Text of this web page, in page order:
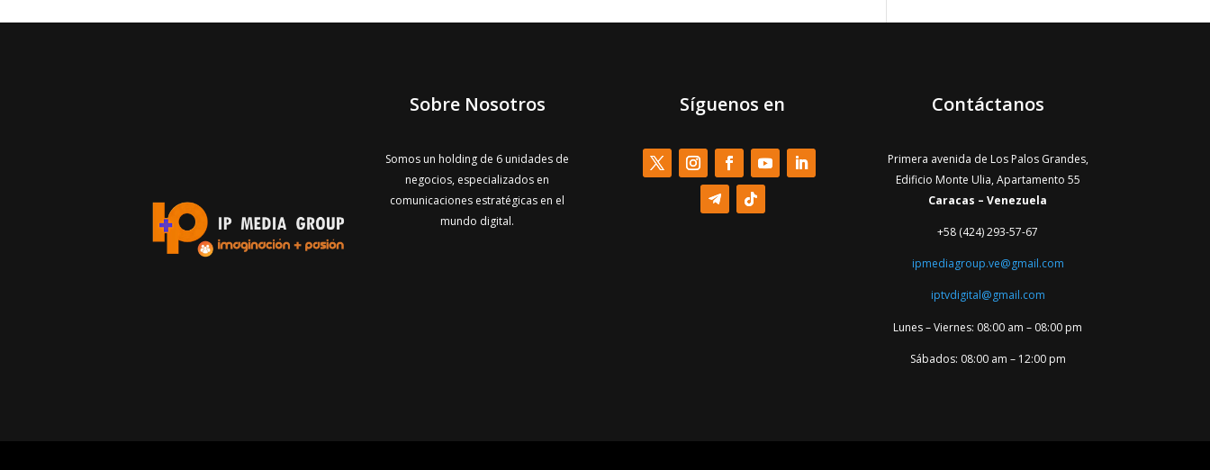
Sobre Nosotros
Somos un holding de 6 unidades de
negocios, especializados en
comunicaciones estratégicas en el
mundo digital.
Síguenos en Contáctanos
Primera avenida de Los Palos Grandes,
Edificio Monte Ulia, Apartamento 55
Caracas – Venezuela
+58 (424) 293-57-67
ipmediagroup.ve@gmail.com
iptvdigital@gmail.com
Lunes – Viernes: 08:00 am – 08:00 pm
Sábados: 08:00 am – 12:00 pm